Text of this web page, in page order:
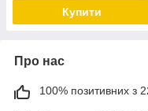
Купити
Про нас
100% позитивних з 22